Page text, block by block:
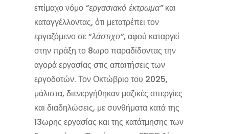
επίμαχο νόμο “εργασιακό έκτρωμα”και
καταγγέλλοντας, ότι μετατρέπει τον
εργαζόμενο σε “λάστιχο”, αφού καταργεί
στην πράξη το 8ωρο παραδίδοντας την
αγορά εργασίας στις απαιτήσεις των
εργοδοτών. Τον Οκτώβριο του 2025,
μάλιστα, διενεργήθηκαν μαζικές απεργίες
και διαδηλώσεις, με συνθήματα κατά της
13ωρης εργασίας και της κατάτμησης των